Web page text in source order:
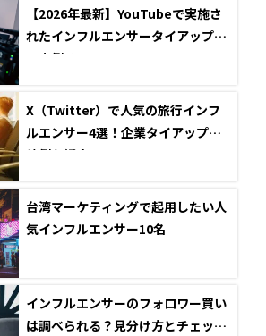
【2026年最新】YouTubeで実施さ
れたインフルエンサータイアップ成
功事例5選
X（Twitter）で人気の旅行インフ
ルエンサー4選！企業タイアップ投
稿例も紹介
台湾マーケティングで起用したい人
気インフルエンサー10名
インフルエンサーのフォロワー買い
は調べられる？見分け方とチェック